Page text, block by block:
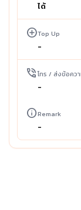
ได้
add_circleTop Up
-
phone_in_talkโทร / ส่งข้อคว
-
infoRemark
-